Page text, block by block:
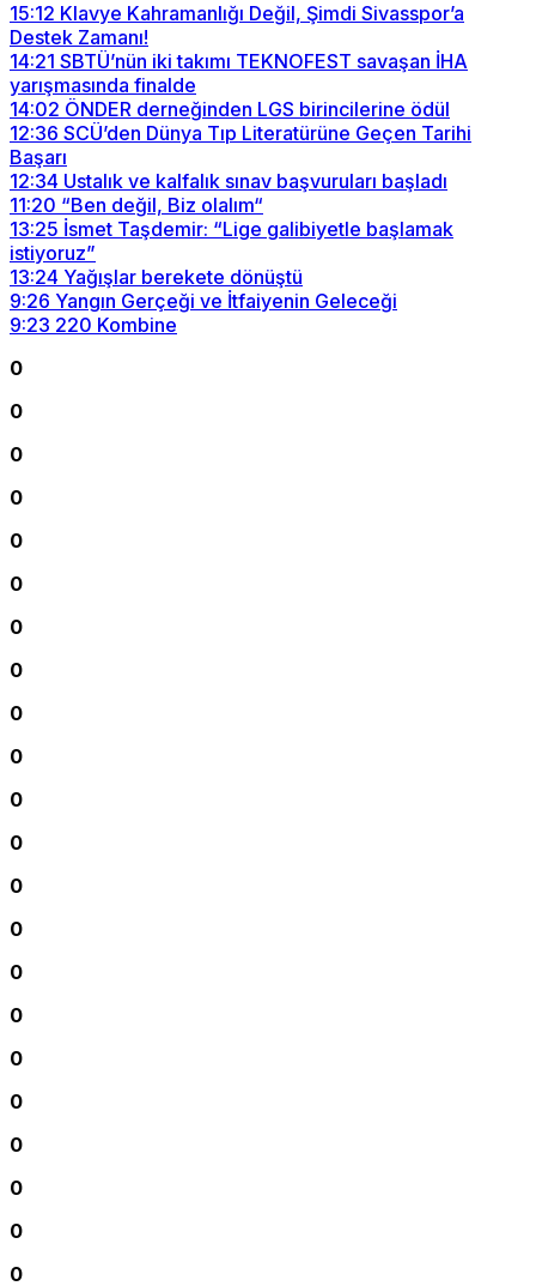
15:12 Klavye Kahramanlığı Değil, Şimdi Sivasspor’a
Destek Zamanı!
14:21 SBTÜ’nün iki takımı TEKNOFEST savaşan İHA
yarışmasında finalde
14:02 ÖNDER derneğinden LGS birincilerine ödül
12:36 SCÜ’den Dünya Tıp Literatürüne Geçen Tarihi
Başarı
12:34 Ustalık ve kalfalık sınav başvuruları başladı
11:20 “Ben değil, Biz olalım“
13:25 İsmet Taşdemir: “Lige galibiyetle başlamak
istiyoruz”
13:24 Yağışlar berekete dönüştü
9:26 Yangın Gerçeği ve İtfaiyenin Geleceği
9:23 220 Kombine
0
0
0
0
0
0
0
0
0
0
0
0
0
0
0
0
0
0
0
0
0
0